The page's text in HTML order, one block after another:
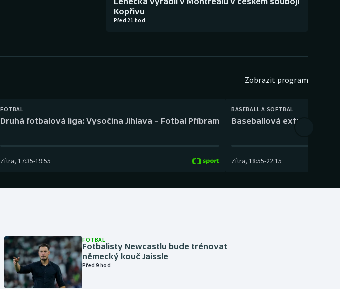
Kopřivu
Před 21 hod
Zobrazit program
FOTBAL
Druhá fotbalová liga: Vysočina Jihlava – Fotbal Příbram
Zítra, 17:35-19:55
BASEBALL A SOFTBAL
Baseballová extraliga:
Zítra, 18:55-22:15
FOTBAL
Fotbalisty Newcastlu bude trénovat
německý kouč Jaissle
Před 9 hod